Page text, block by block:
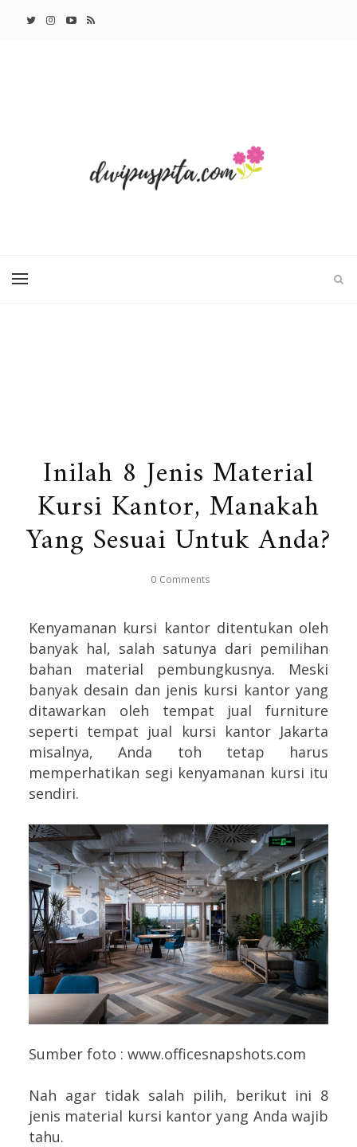
Inilah 8 Jenis Material
Kursi Kantor, Manakah
Yang Sesuai Untuk Anda?
0 Comments
Kenyamanan kursi kantor ditentukan oleh
banyak hal, salah satunya dari pemilihan
bahan material pembungkusnya. Meski
banyak desain dan jenis kursi kantor yang
ditawarkan oleh tempat jual furniture
seperti tempat jual kursi kantor Jakarta
misalnya, Anda toh tetap harus
memperhatikan segi kenyamanan kursi itu
sendiri.
Sumber foto : www.officesnapshots.com
Nah agar tidak salah pilih, berikut ini 8
jenis material kursi kantor yang Anda wajib
tahu.